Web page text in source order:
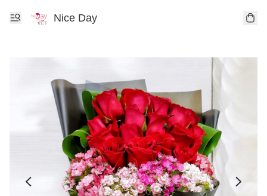
Nice Day